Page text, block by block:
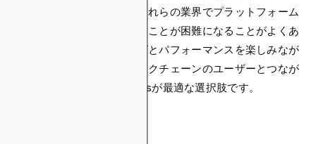
し、これらの制限により、これらの業界でプラットフォーム
の可能性を最大限に活用することが困難になることがよくあ
ります。正確なトラッキングとパフォーマンスを楽しみなが
ら、熱心な仮想通貨やブロックチェーンのユーザーとつなが
りたいなら、Blockchain-Adsが最適な選択肢です。